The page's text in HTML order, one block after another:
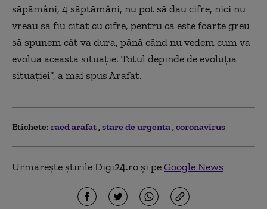
săpămâni, 4 săptămâni, nu pot să dau cifre, nici nu
vreau să fiu citat cu cifre, pentru că este foarte greu
să spunem cât va dura, până când nu vedem cum va
evolua această situație. Totul depinde de evoluţia
situaţiei”, a mai spus Arafat.
Etichete: raed arafat stare de urgenta coronavirus
Urmărește știrile Digi24.ro și peGoogle News